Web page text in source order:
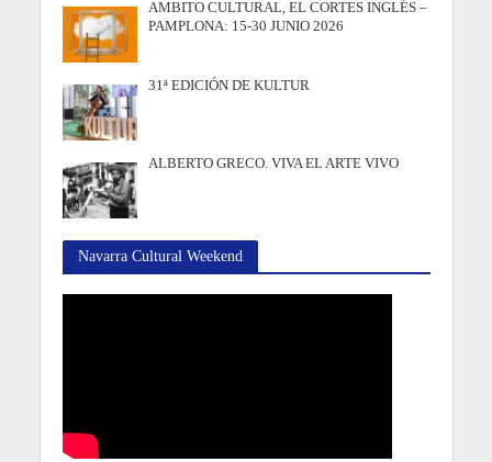
AMBITO CULTURAL, EL CORTES INGLÉS –
PAMPLONA: 15-30 JUNIO 2026
31ª EDICIÓN DE KULTUR
ALBERTO GRECO. VIVA EL ARTE VIVO
Navarra Cultural Weekend